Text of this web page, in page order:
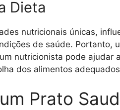
Dieta
nutricionais únicas,
de saúde. Portanto,
nutricionista pode ajudar
dos alimentos
Prato